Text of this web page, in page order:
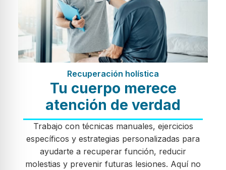
Recuperación holística
Tu cuerpo merece
atención de verdad
Trabajo con técnicas manuales, ejercicios
específicos y estrategias personalizadas para
ayudarte a recuperar función, reducir
molestias y prevenir futuras lesiones. Aquí no